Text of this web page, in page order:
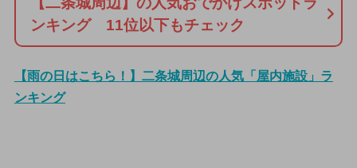
ンキング 11位以下もチェック
【雨の日はこちら！】二条城周辺の人気「屋内施設」ラ
ンキング